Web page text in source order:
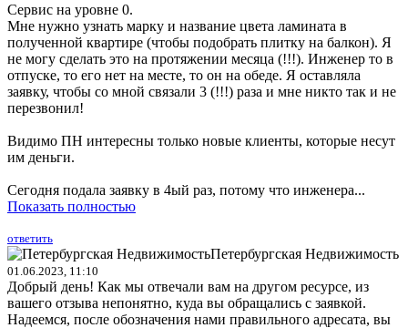
Сервис на уровне 0.
Мне нужно узнать марку и название цвета ламината в
полученной квартире (чтобы подобрать плитку на балкон). Я
не могу сделать это на протяжении месяца (!!!). Инженер то в
отпуске, то его нет на месте, то он на обеде. Я оставляла
заявку, чтобы со мной связали 3 (!!!) раза и мне никто так и не
перезвонил!
Видимо ПН интересны только новые клиенты, которые несут
им деньги.
Сегодня подала заявку в 4ый раз, потому что инженера...
Показать полностью
ответить
Петербургская Недвижимость
01.06.2023, 11:10
Добрый день! Как мы отвечали вам на другом ресурсе, из
вашего отзыва непонятно, куда вы обращались с заявкой.
Надеемся, после обозначения нами правильного адресата, вы